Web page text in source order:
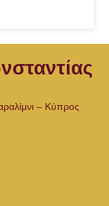
– Κύπρος